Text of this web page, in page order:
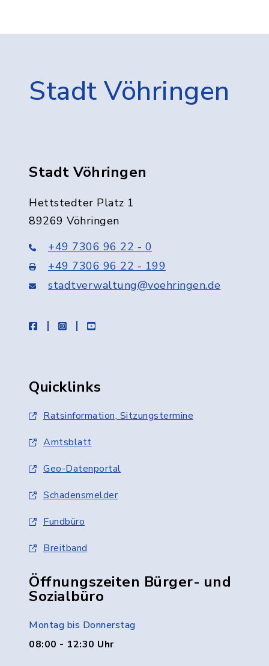
Stadt Vöhringen
Stadt Vöhringen
Hettstedter Platz 1
89269 Vöhringen
+49 7306 96 22 - 0
+49 7306 96 22 - 199
stadtverwaltung@voehringen.de
facebookinstagramyoutube
Quicklinks
Ratsinformation, Sitzungstermine
Amtsblatt
Geo-Datenportal
Schadensmelder
Fundbüro
Breitband
Öffnungszeiten Bürger- und
Sozialbüro
Montag bis Donnerstag
08:00 - 12:30 Uhr